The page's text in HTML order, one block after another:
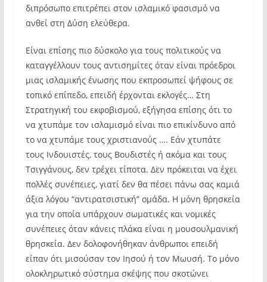
διπρόσωπο επιτρέπει στον ισλαμικό φασισμό να
ανθεί στη Δύση ελεύθερα.
Είναι επίσης πιο δύσκολο για τους πολιτικούς να
καταγγέλλουν τους αντισημίτες όταν είναι πρόεδροι
μιας ισλαμικής ένωσης που εκπροσωπεί ψήφους σε
τοπικό επίπεδο, επειδή έρχονται εκλογές… Στη
Στρατηγική του εκφοβισμού, εξήγησα επίσης ότι το
να χτυπάμε τον ισλαμισμό είναι πιο επικίνδυνο από
το να χτυπάμε τους χριστιανούς …. Εάν χτυπάτε
τους Ινδουιστές, τους Βουδιστές ή ακόμα και τους
Τσιγγάνους, δεν τρέχει τίποτα. Δεν πρόκειται να έχει
πολλές συνέπειες, γιατί δεν θα πέσει πάνω σας καμιά
άξια λόγου “αντιρατσιστική” ομάδα. Η μόνη θρησκεία
για την οποία υπάρχουν σωματικές και νομικές
συνέπειες όταν κάνεις πλάκα είναι η μουσουλμανική
θρησκεία. Δεν δολοφονήθηκαν άνθρωποι επειδή
είπαν ότι μισούσαν τον Ιησού ή τον Μωυσή. Το μόνο
ολοκληρωτικό σύστημα σκέψης που σκοτώνει